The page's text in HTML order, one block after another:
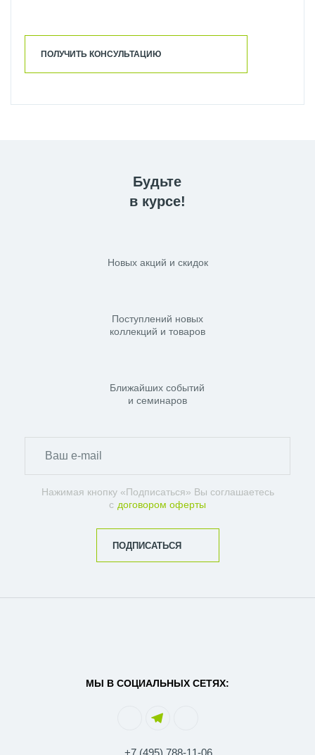
ПОЛУЧИТЬ КОНСУЛЬТАЦИЮ
Будьте
в курсе!
Новых акций и скидок
Поступлений новых
коллекций и товаров
Ближайших событий
и семинаров
Нажимая кнопку «Подписаться» Вы соглашаетесь
с договором оферты
ПОДПИСАТЬСЯ
МЫ В СОЦИАЛЬНЫХ СЕТЯХ:
+7 (495) 788-11-06